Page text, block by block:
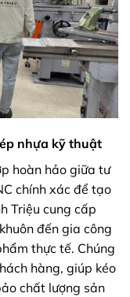
nhựa kỹ thuật
hoàn hảo giữa tư
chính xác để tạo
Triệu cung cấp
đến gia công
thực tế. Chúng
hàng, giúp kéo
chất lượng sản